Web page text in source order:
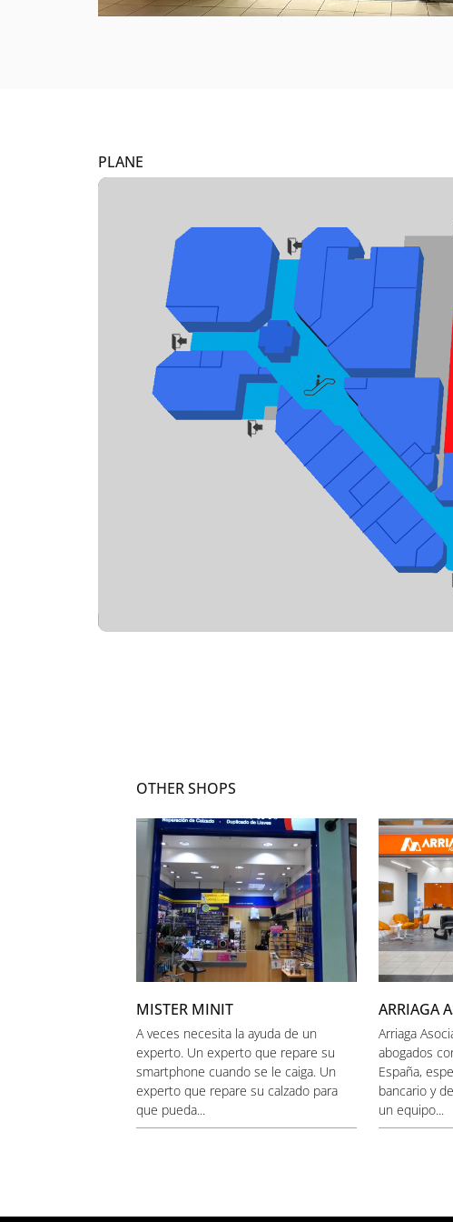
PLANE
OTHER SHOPS
MISTER MINIT
A veces necesita la ayuda de un
experto. Un experto que repare su
smartphone cuando se le caiga. Un
experto que repare su calzado para
que pueda...
ARRIAGA
Arriaga
abogados
España,
bancario y
un equipo...